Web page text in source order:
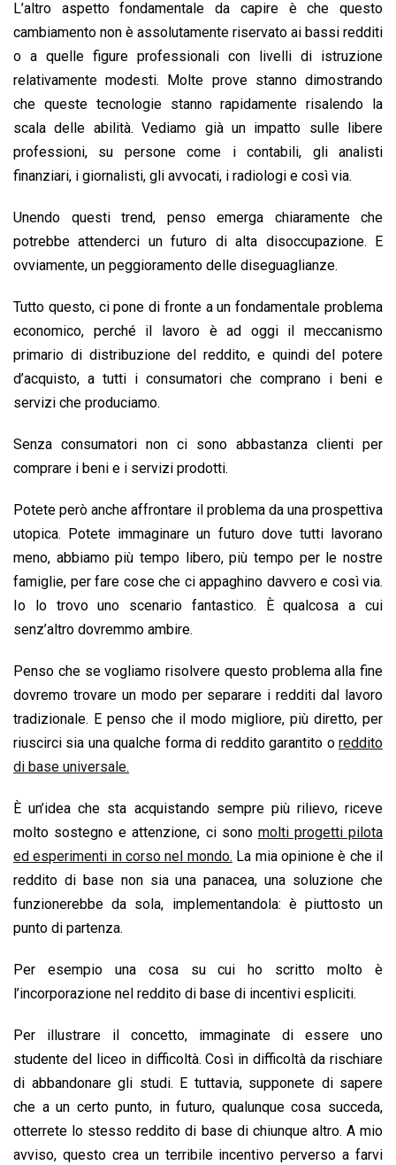
L’altro aspetto fondamentale da capire è che questo
cambiamento non è assolutamente riservato ai bassi redditi
o a quelle figure professionali con livelli di istruzione
relativamente modesti. Molte prove stanno dimostrando
che queste tecnologie stanno rapidamente risalendo la
scala delle abilità. Vediamo già un impatto sulle libere
professioni, su persone come i contabili, gli analisti
finanziari, i giornalisti, gli avvocati, i radiologi e così via.
Unendo questi trend, penso emerga chiaramente che
potrebbe attenderci un futuro di alta disoccupazione. E
ovviamente, un peggioramento delle diseguaglianze.
Tutto questo, ci pone di fronte a un fondamentale problema
economico, perché il lavoro è ad oggi il meccanismo
primario di distribuzione del reddito, e quindi del potere
d’acquisto, a tutti i consumatori che comprano i beni e
servizi che produciamo.
Senza consumatori non ci sono abbastanza clienti per
comprare i beni e i servizi prodotti.
Potete però anche affrontare il problema da una prospettiva
utopica. Potete immaginare un futuro dove tutti lavorano
meno, abbiamo più tempo libero, più tempo per le nostre
famiglie, per fare cose che ci appaghino davvero e così via.
Io lo trovo uno scenario fantastico. È qualcosa a cui
senz’altro dovremmo ambire.
Penso che se vogliamo risolvere questo problema alla fine
dovremo trovare un modo per separare i redditi dal lavoro
tradizionale. E penso che il modo migliore, più diretto, per
riuscirci sia una qualche forma di reddito garantito o reddito
di base universale.
È un’idea che sta acquistando sempre più rilievo, riceve
molto sostegno e attenzione, ci sono molti progetti pilota
ed esperimenti in corso nel mondo. La mia opinione è che il
reddito di base non sia una panacea, una soluzione che
funzionerebbe da sola, implementandola: è piuttosto un
punto di partenza.
Per esempio una cosa su cui ho scritto molto è
l’incorporazione nel reddito di base di incentivi espliciti.
Per illustrare il concetto, immaginate di essere uno
studente del liceo in difficoltà. Così in difficoltà da rischiare
di abbandonare gli studi. E tuttavia, supponete di sapere
che a un certo punto, in futuro, qualunque cosa succeda,
otterrete lo stesso reddito di base di chiunque altro. A mio
avviso, questo crea un terribile incentivo perverso a farvi